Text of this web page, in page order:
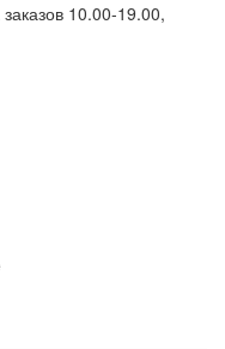
10.00-19.00,